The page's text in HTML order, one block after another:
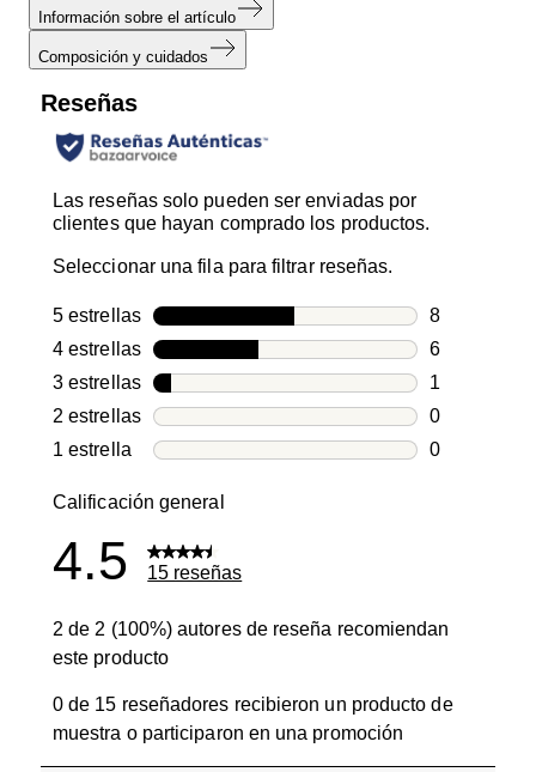
Información sobre el artículo
Composición y cuidados
Reseñas
Las reseñas solo pueden ser enviadas por
clientes que hayan comprado los productos.
Seleccionar una fila para filtrar reseñas.
5 estrellasestrellas
8
8 reseñas
4 estrellasestrellas
6
6 reseñas
3 estrellasestrellas
1
1 reseña
2 estrellasestrellas
0
0 reseñas
1 estrellaestrellas
0
Calificación general
4.5 15 reseñas
2 de 2 (100%) autores de reseña recomiendan
este producto
0 de 15 reseñadores recibieron un producto de
muestra o participaron en una promoción